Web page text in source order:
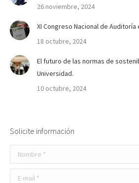
26 noviembre, 2024
XI Congreso Nacional de
18 octubre, 2024
El futuro de las normas de
Universidad.
10 octubre, 2024
Solicite información
Nombre *
E-mail *